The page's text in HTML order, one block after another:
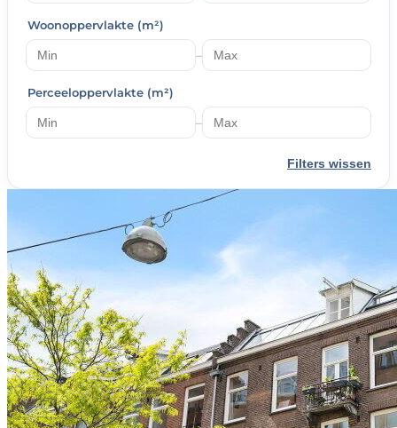
Woonoppervlakte (m²)
–
Perceeloppervlakte (m²)
–
Filters wissen